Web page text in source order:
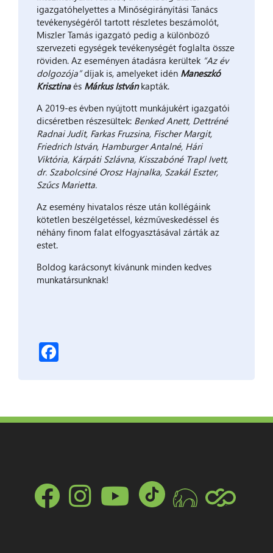
igazgatóhelyettes a Minőségirányítási Tanács
tevékenységéről tartott részletes beszámolót,
Miszler Tamás igazgató pedig a különböző
szervezeti egységek tevékenységét foglalta össze
röviden. Az eseményen átadásra kerültek “Az év
dolgozója”díjak is, amelyeket idén Maneszkó
Krisztinaés Márkus Istvánkapták.
A 2019-es évben nyújtott munkájukért igazgatói
dicséretben részesültek: Benked Anett, Dettréné
Radnai Judit, Farkas Fruzsina, Fischer Margit,
Friedrich István, Hamburger Antalné, Hári
Viktória, Kárpáti Szlávna, Kisszabóné Trapl Ivett,
dr. Szabolcsiné Orosz Hajnalka, Szakál Eszter,
Szűcs Marietta.
Az esemény hivatalos része után kollégáink
kötetlen beszélgetéssel, kézműveskedéssel és
néhány finom falat elfogyasztásával zárták az
estet.
Boldog karácsonyt kívánunk minden kedves
munkatársunknak!